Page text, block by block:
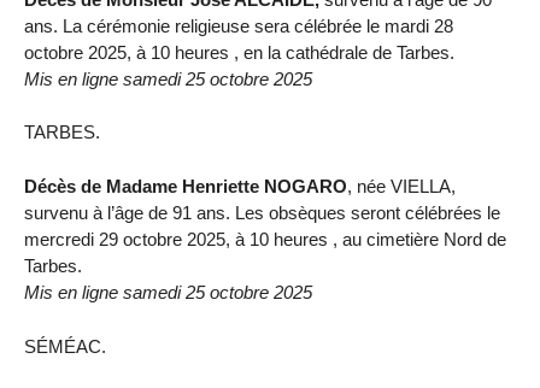
ans. La cérémonie religieuse sera célébrée le mardi 28
octobre 2025, à 10 heures , en la cathédrale de Tarbes.
Mis en ligne samedi 25 octobre 2025
TARBES.
Décès de Madame Henriette NOGARO, née VIELLA,
survenu à l’âge de 91 ans. Les obsèques seront célébrées le
mercredi 29 octobre 2025, à 10 heures , au cimetière Nord de
Tarbes.
Mis en ligne samedi 25 octobre 2025
SÉMÉAC.